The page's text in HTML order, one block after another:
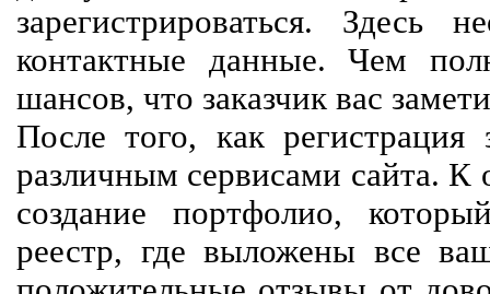
зарегистрироваться. Здесь
контактные данные. Чем
шансов, что заказчик вас
После того, как регистрация
различным сервисами сайта. К
создание портфолио,
реестр, где выложены все